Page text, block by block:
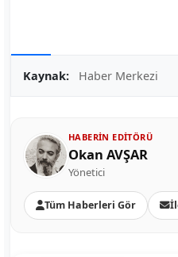
Kaynak: Haber Merkezi
HABERIN EDITÖRÜ
Okan AVŞAR
Yönetici
Tüm Haberleri Gör